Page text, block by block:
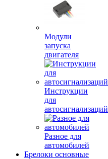
Модули
запуска
двигателя
Инструкции
для
автосигнализаций
Разное для
автомобилей
Брелоки основные